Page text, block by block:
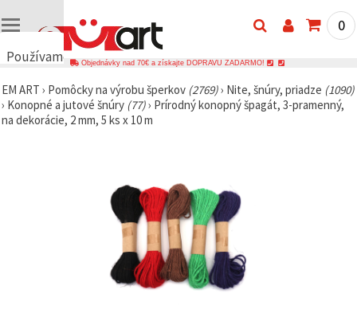
Používame
🍪
Používame
cookies a
0
Objednávky nad 70€ a získajte DOPRAVU ZADARMO!
EM ART › Pomôcky na výrobu šperkov (2769)› Nite, šnúry, priadze (1090)
› Konopné a jutové šnúry (77)› Prírodný konopný špagát, 3-pramenný,
na dekorácie, 2 mm, 5 ks x 10 m